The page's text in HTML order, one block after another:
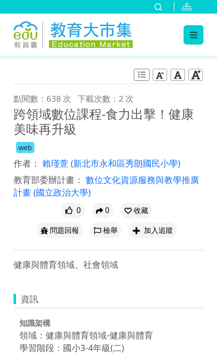
點閱數：638 次 下載次數：2 次
跨領域數位課程-食力出擊！健康
美味再升級
web
作者： 賴瑾萱 (新北市永和區秀朗國民小學)
教育部委辦計畫： 數位文化資源服務與教學推廣
計畫 (國立政治大學)
0 0
收藏
問題回報
檢舉 加入追蹤
健康與體育領域、社會領域
資訊
知識架構
領域：健康與體育領域-健康與體育
學習階段：國小3-4年級(二)